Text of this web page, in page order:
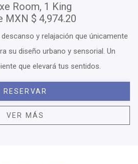
Room, 1 King
MXN $ 4,974.20
y relajación que únicamente
su diseño urbano y sensorial. Un
que elevará tus sentidos.
RESERVAR
VER MÁS